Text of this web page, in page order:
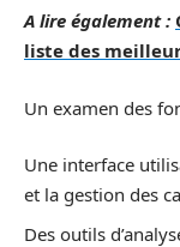
A lire également :
liste des
Un examen des
Une interface
et la gestion des
Des outils